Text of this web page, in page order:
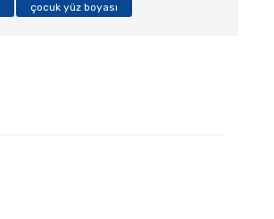
çocuk yüz boyası